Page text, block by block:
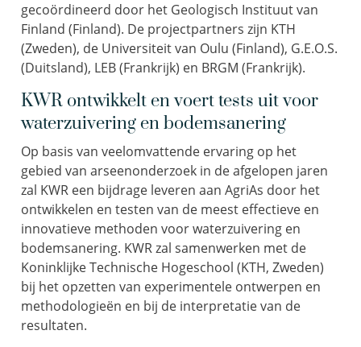
gecoördineerd door het Geologisch Instituut van
Finland (Finland). De projectpartners zijn KTH
(Zweden), de Universiteit van Oulu (Finland), G.E.O.S.
(Duitsland), LEB (Frankrijk) en BRGM (Frankrijk).
KWR ontwikkelt en voert tests uit voor
waterzuivering en bodemsanering
Op basis van veelomvattende ervaring op het
gebied van arseenonderzoek in de afgelopen jaren
zal KWR een bijdrage leveren aan AgriAs door het
ontwikkelen en testen van de meest effectieve en
innovatieve methoden voor waterzuivering en
bodemsanering. KWR zal samenwerken met de
Koninklijke Technische Hogeschool (KTH, Zweden)
bij het opzetten van experimentele ontwerpen en
methodologieën en bij de interpretatie van de
resultaten.